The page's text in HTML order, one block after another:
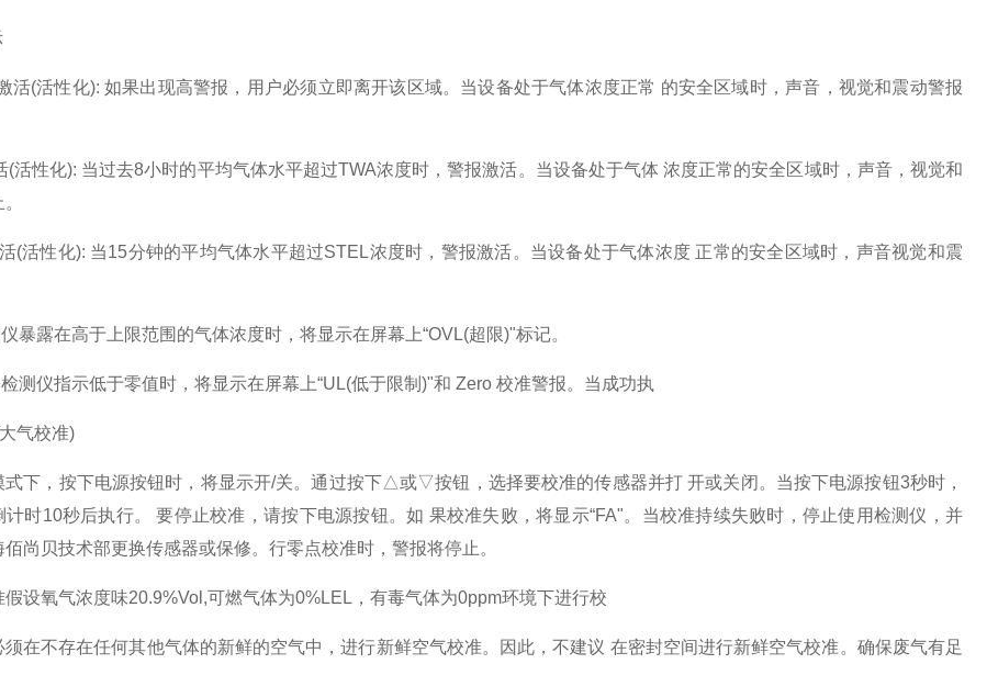
活(活性化): 如果出现高警报，用户必须立即离开该区域。当设备处于气体浓度正常 的安全区域时，声音，视觉和震动警报
(活性化): 当过去8小时的平均气体水平超过TWA浓度时，警报激活。当设备处于气体 浓度正常的安全区域时，声音，视觉和
(活性化): 当15分钟的平均气体水平超过STEL浓度时，警报激活。当设备处于气体浓度 正常的安全区域时，声音视觉和震
暴露在高于上限范围的气体浓度时，将显示在屏幕上“OVL(超限)"标记。
测仪指示低于零值时，将显示在屏幕上“UL(低于限制)"和 Zero 校准警报。当成功执
气校准)
式下，按下电源按钮时，将显示开/关。通过按下△或▽按钮，选择要校准的传感器并打 开或关闭。当按下电源按钮3秒时，
计时10秒后执行。 要停止校准，请按下电源按钮。如 果校准失败，将显示“FA"。当校准持续失败时，停止使用检测仪，并
尚贝技术部更换传感器或保修。行零点校准时，警报将停止。
设氧气浓度味20.9%Vol,可燃气体为0%LEL，有毒气体为0ppm环境下进行校
须在不存在任何其他气体的新鲜的空气中，进行新鲜空气校准。因此，不建议 在密封空间进行新鲜空气校准。确保废气有足